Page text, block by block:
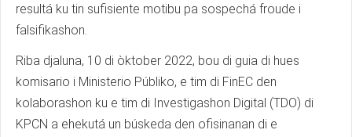
resultá ku tin sufisiente motibu pa sospechá froude i
falsifikashon.
Riba djaluna, 10 di òktober 2022, bou di guia di hues
komisario i Ministerio Públiko, e tim di FinEC den
kolaborashon ku e tim di Investigashon Digital (TDO) di
KPCN a ehekutá un búskeda den ofisinanan di e